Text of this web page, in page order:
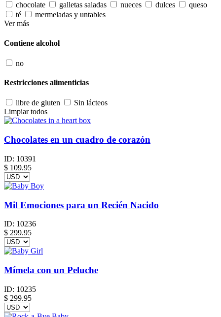
chocolate galletas saladas nueces dulces
queso
té
mermeladas y untables
Ver más
Contiene alcohol
no
Restricciones alimenticias
libre de gluten
Sin lácteos
Limpiar todos
Chocolates en un cuadro de corazón
ID: 10391
$ 109.95
Mil Emociones para un Recién Nacido
ID: 10236
$ 299.95
Mímela con un Peluche
ID: 10235
$ 299.95